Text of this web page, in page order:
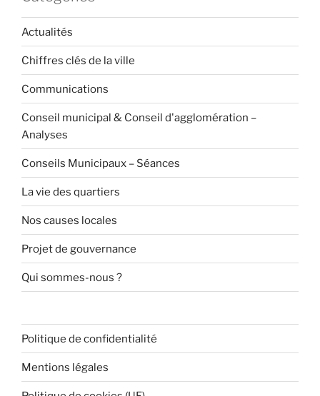
Actualités
Chiffres clés de la ville
Communications
Conseil municipal & Conseil d'agglomération –
Analyses
Conseils Municipaux – Séances
La vie des quartiers
Nos causes locales
Projet de gouvernance
Qui sommes-nous ?
Politique de confidentialité
Mentions légales